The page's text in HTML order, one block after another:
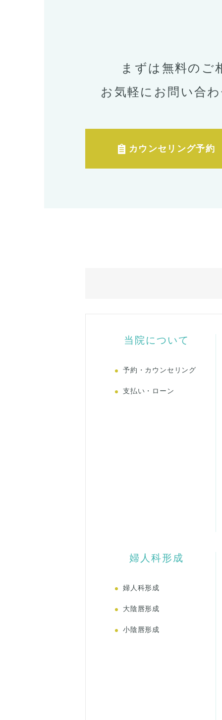
まずは無料のご
お気軽にお問い合
カウンセリング予約
当院について
予約・カウンセリング
支払い・ローン
婦人科形成
婦人科形成
大陰唇形成
小陰唇形成